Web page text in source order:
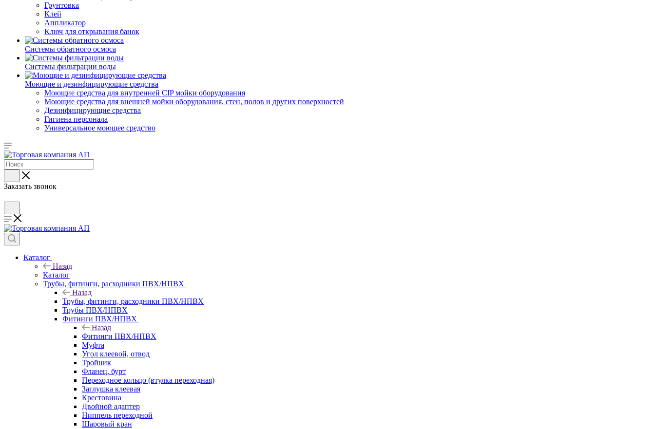
Грунтовка
Клей
Аппликатор
Ключ для открывания банок
Системы обратного осмоса
Системы фильтрации воды
Моющие и дезинфицирующие средства
Моющие средства для внутренней CIP мойки оборудования
Моющие средства для внешней мойки оборудования, стен, полов и других поверхностей
Дезинфицирующие средства
Гигиена персонала
Универсальное моющее средство
Заказать звонок
Каталог
Назад
Каталог
Трубы, фитинги, расходники ПВХ/НПВХ
Назад
Трубы, фитинги, расходники ПВХ/НПВХ
Трубы ПВХ/НПВХ
Фитинги ПВХ/НПВХ
Назад
Фитинги ПВХ/НПВХ
Муфта
Угол клеевой, отвод
Тройник
Фланец, бурт
Переходное кольцо (втулка переходная)
Заглушка клеевая
Крестовина
Двойной адаптер
Ниппель переходной
Шаровый кран